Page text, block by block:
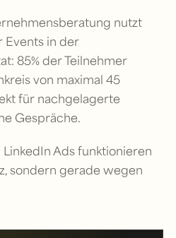
nutzt
Events in der
85% der Teilnehmer
von maximal 45
für nachgelagerte
Gespräche.
Ads funktionieren
sondern gerade wegen